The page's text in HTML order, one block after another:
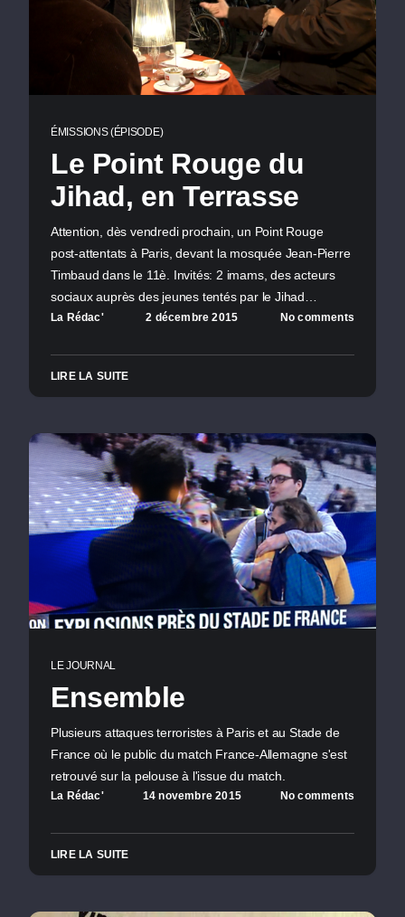
ÉMISSIONS (ÉPISODE)
Le Point Rouge du
Jihad, en Terrasse
Attention, dès vendredi prochain, un Point Rouge
post-attentats à Paris, devant la mosquée Jean-Pierre
Timbaud dans le 11è. Invités: 2 imams, des acteurs
sociaux auprès des jeunes tentés par le Jihad…
La Rédac' 2 décembre 2015 No comments
LIRE LA SUITE
LE JOURNAL
Ensemble
Plusieurs attaques terroristes à Paris et au Stade de
France où le public du match France-Allemagne s'est
retrouvé sur la pelouse à l'issue du match.
La Rédac' 14 novembre 2015 No comments
LIRE LA SUITE